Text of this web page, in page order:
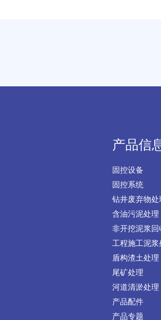
产品信
固控设备
固控系统
钻井废弃物处
含油污泥处理
非开挖泥浆回
工程施工泥浆
盾构渣土处理
尾矿处理
河道清淤处理
产品配件
产品专题